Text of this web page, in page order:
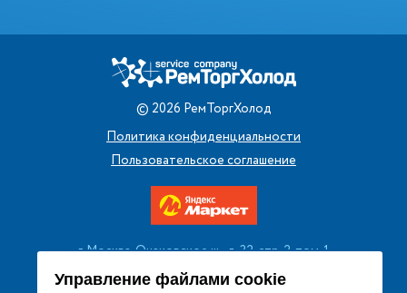
Управление файлами cookie
© 2026 РемТоргХолод
Политика конфиденциальности
Пользовательское соглашение
г. Москва, Очаковское ш., д. 32, стр. 2, пом. 1
+7 (495) 256 08 13